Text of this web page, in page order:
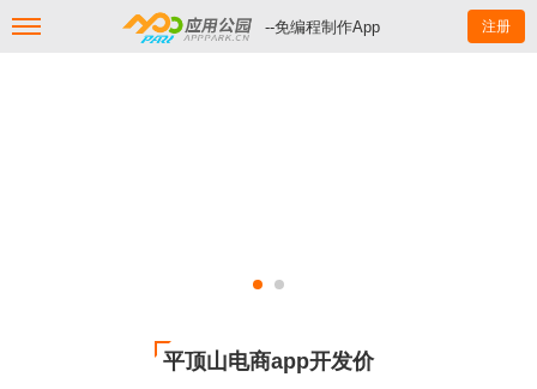
--免编程制作App 注册
平顶山电商app开发价